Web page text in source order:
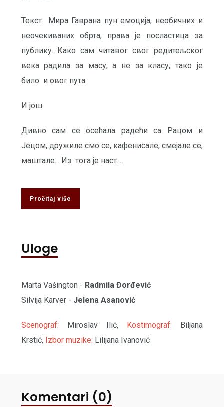
Текст Мира Гаврана пун емоција, необичних и
неочекиваних обрта, права је посластица за
публику. Како сам читавог свог редитељског
века радила за масу, а не за класу, тако је
било и овог пута.
И још:
Дивно сам се осећала радећи са Рацом и
Јецом, дружиле смо се, кафенисале, смејале се,
маштале... Из тога је наст...
Pročitaj više
Uloge
Marta Vašington - Radmila Đorđević
Silvija Karver - Jelena Asanović
Scenograf: Miroslav Ilić, Kostimograf: Biljana
Krstić,Izbor muzike: Lilijana Ivanović
Komentari (0)